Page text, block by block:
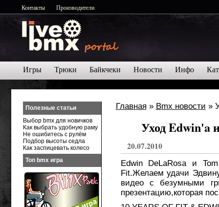
Контакты Производители
Игры Трюки Байкчеки Новости Инфо
Главная » Bmx новости »
Уход Edwin'a
20.07.2010
Edwin DeLaRosa и
Fit.Желаем удачи
видео с безумными
презентацию,которая
Полезные статьи
Выбор bmx для новичков
Как выбрать удобную раму
Не ошибитесь с рулём
Подбор высоты седла
Как заспицевать колесо
Топ bmx игра